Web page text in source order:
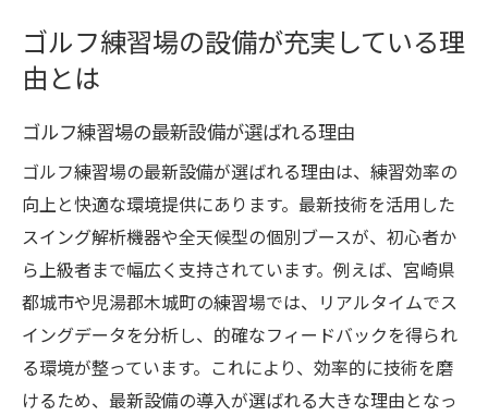
ゴルフ練習場の設備が充実している理
由とは
ゴルフ練習場の最新設備が選ばれる理由
ゴルフ練習場の最新設備が選ばれる理由は、練習効率の
向上と快適な環境提供にあります。最新技術を活用した
スイング解析機器や全天候型の個別ブースが、初心者か
ら上級者まで幅広く支持されています。例えば、宮崎県
都城市や児湯郡木城町の練習場では、リアルタイムでス
イングデータを分析し、的確なフィードバックを得られ
る環境が整っています。これにより、効率的に技術を磨
けるため、最新設備の導入が選ばれる大きな理由となっ